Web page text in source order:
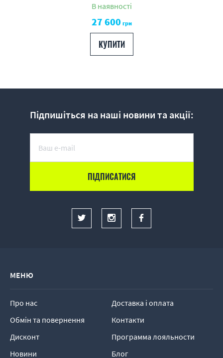
В наявності
27 600грн
КУПИТИ
Підпишіться на наші новини та акції:
МЕНЮ
Про нас
Доставка і оплата
Обмін та повернення
Контакти
Дисконт
Программа лояльности
Новини
Блог